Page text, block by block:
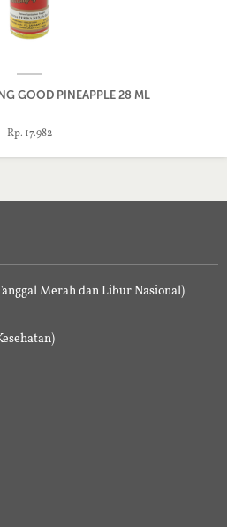
GOOD PINEAPPLE 28 ML
Rp. 17.982
Merah dan Libur Nasional)